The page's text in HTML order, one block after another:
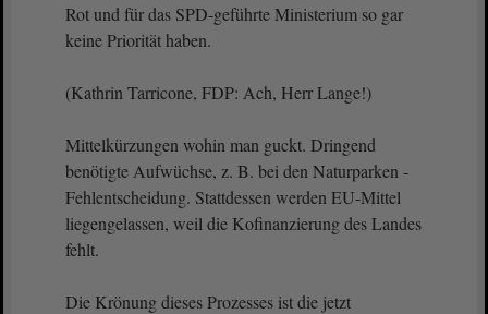
Rot und für das SPD-geführte Ministerium so gar
keine Priorität haben.
(Kathrin Tarricone, FDP: Ach, Herr Lange!)
Mittelkürzungen wohin man guckt. Dringend
benötigte Aufwüchse, z. B. bei den Naturparken -
Fehlentscheidung. Stattdessen werden EU-Mittel
liegengelassen, weil die Kofinanzierung des Landes
fehlt.
Die Krönung dieses Prozesses ist die jetzt